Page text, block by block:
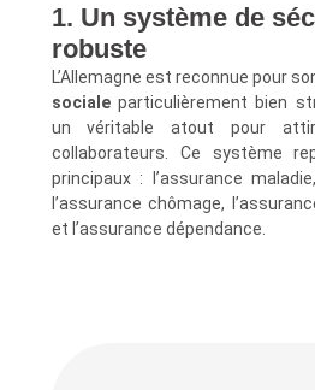
1. Un système de
robuste
L’Allemagne est reconnue pour
socialeparticulièrement bien
un véritable atout pour
collaborateurs. Ce système
principaux : l’assurance
l’assurance chômage,
et l’assurance dépendance.